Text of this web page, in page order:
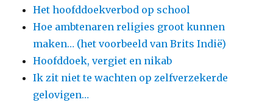
Het hoofddoekverbod op school
Hoe ambtenaren religies groot kunnen
maken… (het voorbeeld van Brits Indië)
Hoofddoek, vergiet en nikab
Ik zit niet te wachten op zelfverzekerde
gelovigen…